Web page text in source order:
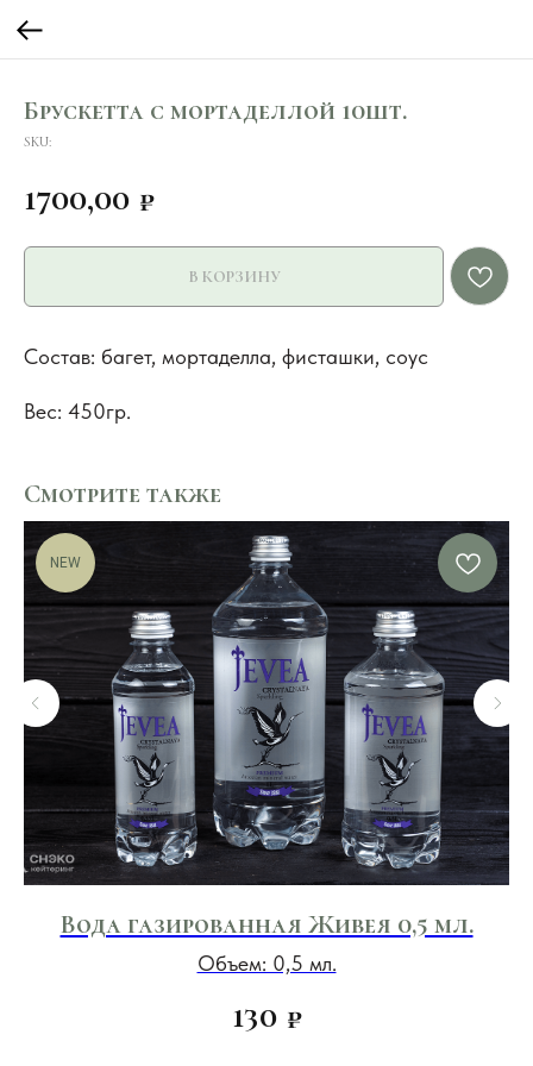
Брускетта с мортаделлой 10шт.
SKU:
1700,00 ₽
В КОРЗИНУ
Состав: багет, мортаделла, фисташки, соус
Вес: 450гр.
Смотрите также
NEW
Вода газированная Живея 0,5 мл.
Объем: 0,5 мл.
130 ₽